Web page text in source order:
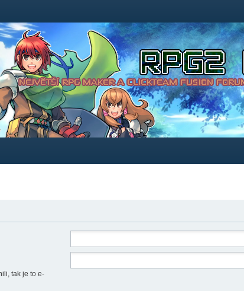
tak je to e-